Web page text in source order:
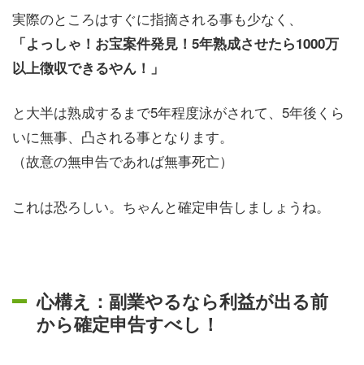
実際のところはすぐに指摘される事も少なく、
「よっしゃ！お宝案件発見！5年熟成させたら1000万
以上徴収できるやん！」
と大半は熟成するまで5年程度泳がされて、5年後くら
いに無事、凸される事となります。
（故意の無申告であれば無事死亡）
これは恐ろしい。ちゃんと確定申告しましょうね。
心構え：副業やるなら利益が出る前
から確定申告すべし！